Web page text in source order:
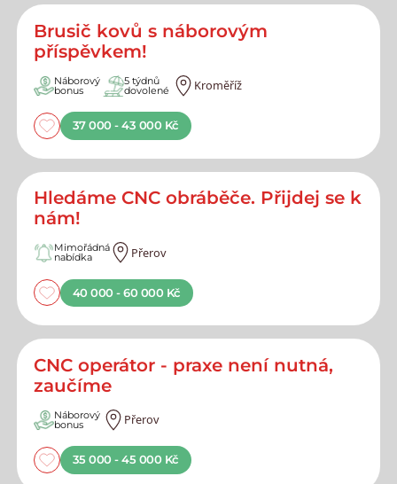
Brusič kovů s náborovým
příspěvkem!
Náborový
bonus
5 týdnů
dovolené Kroměříž
37 000 - 43 000 Kč
Hledáme CNC obráběče. Přijdej se k
nám!
Mimořádná
nabídka Přerov
40 000 - 60 000 Kč
CNC operátor - praxe není nutná,
zaučíme
Náborový
bonus Přerov
35 000 - 45 000 Kč